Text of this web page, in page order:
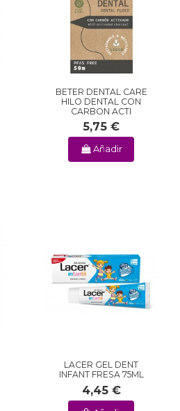
BETER DENTAL CARE
HILO DENTAL CON
CARBON ACTI
5,75 €
Añadir
LACER GEL DENT
INFANT FRESA 75ML
4,45 €